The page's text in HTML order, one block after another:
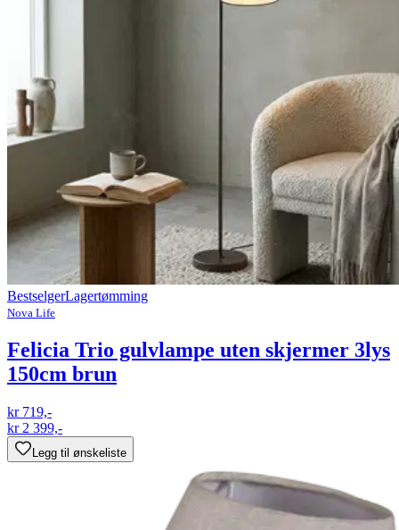
BestselgerLagertømming
Nova Life
Felicia Trio gulvlampe uten skjermer 3lys
150cm brun
kr 719,-
kr 2 399,-
Legg til ønskeliste